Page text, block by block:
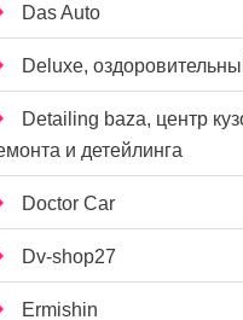
Das Auto
Deluxe,
Detailing baza, центр
и детейлинга
Doctor Car
Dv-shop27
Ermishin